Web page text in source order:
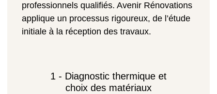
professionnels qualifiés. Avenir Rénovations
applique un processus rigoureux, de l’étude
initiale à la réception des travaux.
1 - Diagnostic thermique et
choix des matériaux